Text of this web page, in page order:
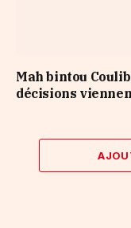
Mah bintou
décisions